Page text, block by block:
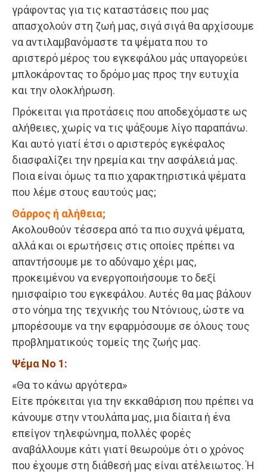
γράφοντας για τις καταστάσεις που μας
απασχολούν στη ζωή μας, σιγά σιγά θα αρχίσουμε
να αντιλαμβανόμαστε τα ψέματα που το
αριστερό μέρος του εγκεφάλου μάς υπαγορεύει
μπλοκάροντας το δρόμο μας προς την ευτυχία
και την ολοκλήρωση.
Πρόκειται για προτάσεις που αποδεχόμαστε ως
αλήθειες, χωρίς να τις ψάξουμε λίγο παραπάνω.
Και αυτό γιατί έτσι ο αριστερός εγκέφαλος
διασφαλίζει την ηρεμία και την ασφάλειά μας.
Ποια είναι όμως τα πιο χαρακτηριστικά ψέματα
που λέμε στους εαυτούς μας;
Θάρρος ή αλήθεια;
Ακολουθούν τέσσερα από τα πιο συχνά ψέματα,
αλλά και οι ερωτήσεις στις οποίες πρέπει να
απαντήσουμε με το αδύναμο χέρι μας,
προκειμένου να ενεργοποιήσουμε το δεξί
ημισφαίριο του εγκεφάλου. Αυτές θα μας βάλουν
στο νόημα της τεχνικής του Ντόνιους, ώστε να
μπορέσουμε να την εφαρμόσουμε σε όλους τους
προβληματικούς τομείς της ζωής μας.
Ψέμα Νο 1:
«Θα το κάνω αργότερα»
Είτε πρόκειται για την εκκαθάριση που πρέπει να
κάνουμε στην ντουλάπα μας, μια δίαιτα ή ένα
επείγον τηλεφώνημα, πολλές φορές
αναβάλλουμε κάτι γιατί θεωρούμε ότι ο χρόνος
που έχουμε στη διάθεσή μας είναι ατέλειωτος. Ή